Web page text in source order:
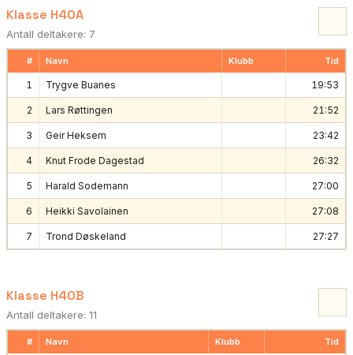
Klasse H40A
Antall deltakere: 7
# Navn Klubb Tid
1 Trygve Buanes 19:53
2 Lars Røttingen 21:52
3 Geir Heksem 23:42
4 Knut Frode Dagestad 26:32
5 Harald Sodemann 27:00
6 Heikki Savolainen 27:08
7 Trond Døskeland 27:27
Klasse H40B
Antall deltakere: 11
# Navn Klubb Tid